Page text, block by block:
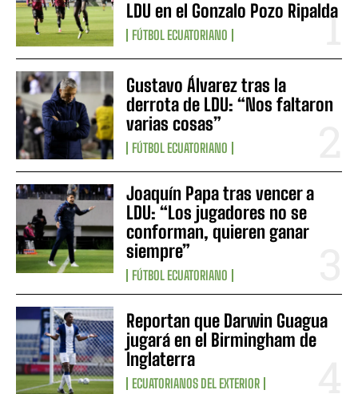
LDU en el Gonzalo Pozo Ripalda
FÚTBOL ECUATORIANO
Gustavo Álvarez tras la
derrota de LDU: “Nos faltaron
varias cosas”
FÚTBOL ECUATORIANO
Joaquín Papa tras vencer a
LDU: “Los jugadores no se
conforman, quieren ganar
siempre”
FÚTBOL ECUATORIANO
Reportan que Darwin Guagua
jugará en el Birmingham de
Inglaterra
ECUATORIANOS DEL EXTERIOR